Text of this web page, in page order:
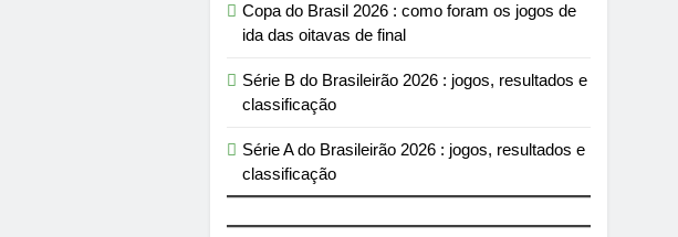
Copa do Brasil 2026 : como foram os jogos de
ida das oitavas de final
Série B do Brasileirão 2026 : jogos, resultados e
classificação
Série A do Brasileirão 2026 : jogos, resultados e
classificação